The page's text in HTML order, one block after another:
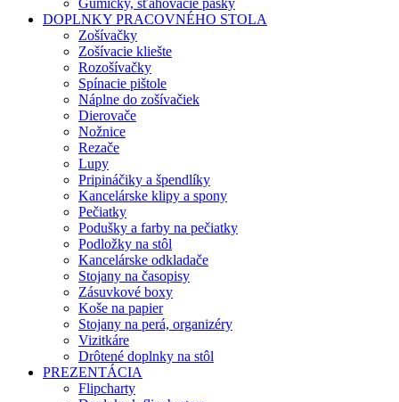
Gumičky, sťahovacie pásky
DOPLNKY PRACOVNÉHO STOLA
Zošívačky
Zošívacie kliešte
Rozošívačky
Spínacie pištole
Náplne do zošívačiek
Dierovače
Nožnice
Rezače
Lupy
Pripináčiky a špendlíky
Kancelárske klipy a spony
Pečiatky
Podušky a farby na pečiatky
Podložky na stôl
Kancelárske odkladače
Stojany na časopisy
Zásuvkové boxy
Koše na papier
Stojany na perá, organizéry
Vizitkáre
Drôtené doplnky na stôl
PREZENTÁCIA
Flipcharty